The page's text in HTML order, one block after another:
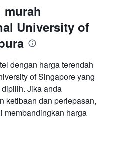
University of
dengan harga terendah
of Singapore yang
Jika anda
ketibaan dan perlepasan,
membandingkan harga